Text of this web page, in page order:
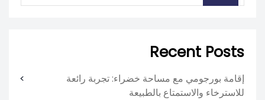
Recent Posts
إقامة بورجومي مع مساحة خضراء: تجربة رائعة
للاسترخاء والاستمتاع بالطبيعة